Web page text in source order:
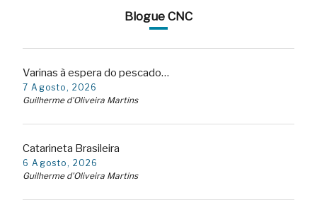
Blogue CNC
Varinas à espera do pescado…
7 Agosto, 2026
Guilherme d'Oliveira Martins
Catarineta Brasileira
6 Agosto, 2026
Guilherme d'Oliveira Martins